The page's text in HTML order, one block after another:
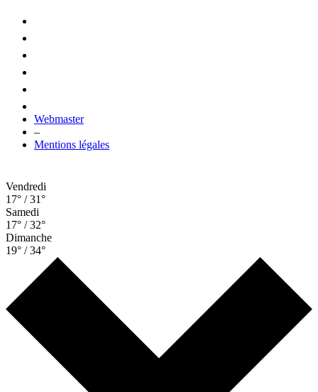
Webmaster
–
Mentions légales
Vendredi
17° / 31°
Samedi
17° / 32°
Dimanche
19° / 34°